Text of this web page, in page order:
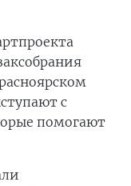
с
помогают